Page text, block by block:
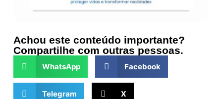
Achou este conteúdo importante?
Compartilhe com outras pessoas.
WhatsApp Facebook
Telegram X